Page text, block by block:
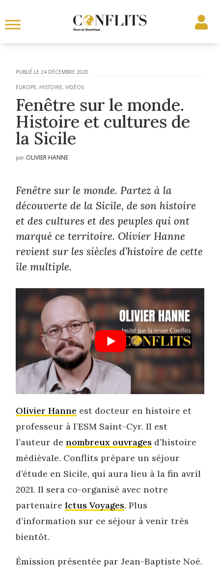
24 DÉCEMBRE 2020
EUROPE, HISTOIRE,VIDÉOS
Fenêtre sur le monde.
Histoire et cultures de
la Sicile
par OLIVIER HANNE
Fenêtre sur le monde. Partez à la
découverte de la Sicile, de son histoire
et des cultures et des peuples qui ont
marqué ce territoire. Olivier Hanne
revient sur les siècles d’histoire de cette
île multiple.
Olivier Hanne est docteur en histoire et
professeur à l’ESM Saint-Cyr. Il est
l’auteur denombreux ouvrages d’histoire
médiévale. Conflits prépare un séjour
d’étude en Sicile, qui aura lieu à la fin avril
2021. Il sera co-organisé avec notre
partenaireIctus Voyages. Plus
d’information sur ce séjour à venir très
bientôt.
Émission présentée par Jean-Baptiste Noé.